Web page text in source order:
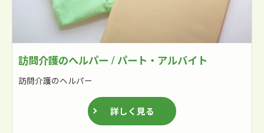
訪問介護のヘルパー / パート・アルバイト
訪問介護のヘルパー
詳しく見る